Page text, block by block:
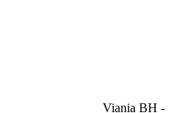
Viania BH -